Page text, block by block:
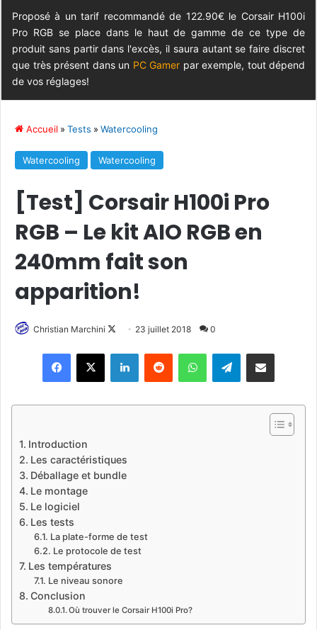
Proposé à un tarif recommandé de 122.90€ le Corsair H100i
Pro RGB se place dans le haut de gamme de ce type de
produit sans partir dans l'excès, il saura autant se faire discret
que très présent dans un PC Gamer par exemple, tout dépend
de vos réglages!
Accueil » Tests » Watercooling
Watercooling Watercooling
[Test] Corsair H100i Pro
RGB – Le kit AIO RGB en
240mm fait son
apparition!
Christian Marchini
l
X
23 juillet 2018 0
Telegram
Introduction
Les caractéristiques
Déballage et bundle
Le montage
Le logiciel
Les tests
La plate-forme de test
Le protocole de test
Les températures
Le niveau sonore
Conclusion
Où trouver le Corsair H100i Pro?